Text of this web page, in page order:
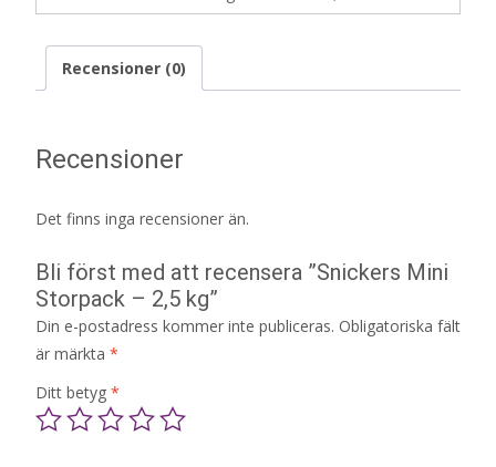
Recensioner (0)
Recensioner
Det finns inga recensioner än.
Bli först med att recensera ”Snickers Mini
Storpack – 2,5 kg”
Din e-postadress kommer inte publiceras. Obligatoriska fält
är märkta *
Ditt betyg *